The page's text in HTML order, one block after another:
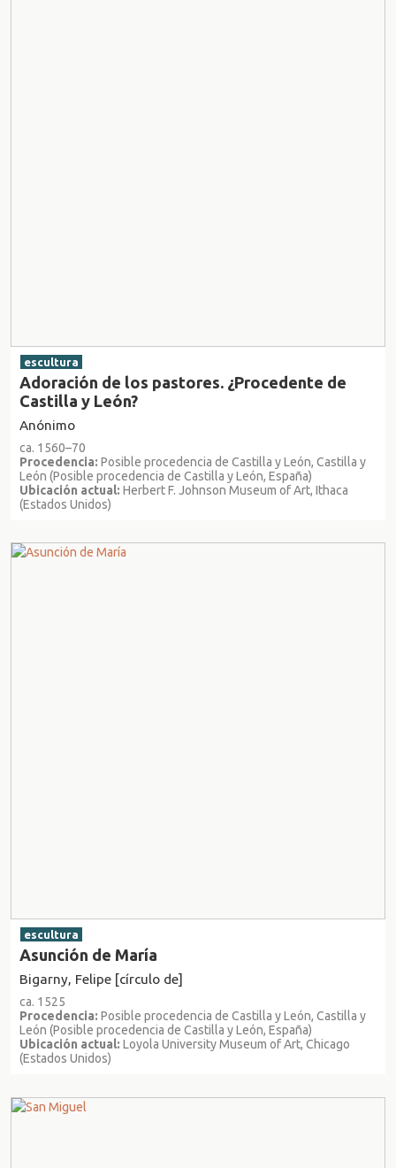
escultura
Adoración de los pastores. ¿Procedente de
Castilla y León?
Anónimo
ca. 1560–70
Procedencia: Posible procedencia de Castilla y León, Castilla y
León (Posible procedencia de Castilla y León, España)
Ubicación actual: Herbert F. Johnson Museum of Art, Ithaca
(Estados Unidos)
escultura
Asunción de María
Bigarny, Felipe [círculo de]
ca. 1525
Procedencia: Posible procedencia de Castilla y León, Castilla y
León (Posible procedencia de Castilla y León, España)
Ubicación actual: Loyola University Museum of Art, Chicago
(Estados Unidos)